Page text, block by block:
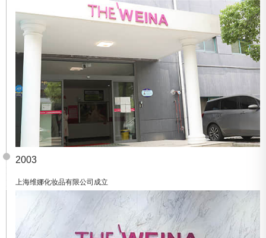
2003
上海维娜化妆品有限公司成立